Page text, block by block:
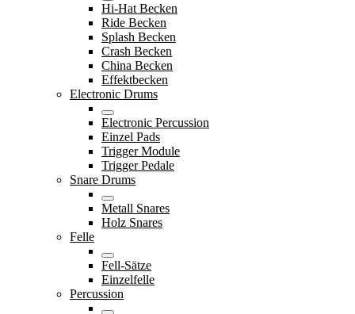
Hi-Hat Becken
Ride Becken
Splash Becken
Crash Becken
China Becken
Effektbecken
Electronic Drums
Electronic Percussion
Einzel Pads
Trigger Module
Trigger Pedale
Snare Drums
Metall Snares
Holz Snares
Felle
Fell-Sätze
Einzelfelle
Percussion